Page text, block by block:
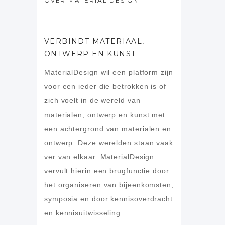
VERBINDT MATERIAAL,
ONTWERP EN KUNST
MaterialDesign wil een platform zijn
voor een ieder die betrokken is of
zich voelt in de wereld van
materialen, ontwerp en kunst met
een achtergrond van materialen en
ontwerp. Deze werelden staan vaak
ver van elkaar. MaterialDesign
vervult hierin een brugfunctie door
het organiseren van bijeenkomsten,
symposia en door kennisoverdracht
en kennisuitwisseling.